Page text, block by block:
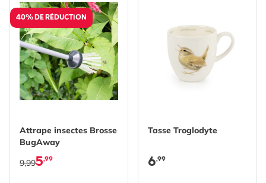
40% DE RÉDUCTION
Attrape insectes Brosse
BugAway
5,99
9,99
Tasse Troglodyte
6,99